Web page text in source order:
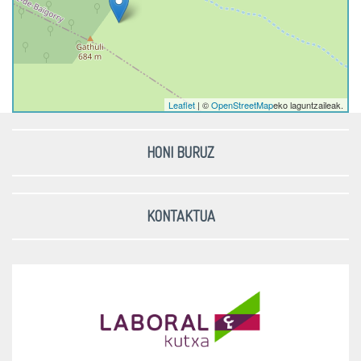
Leaflet | ©OpenStreetMapeko laguntzaileak.
HONI BURUZ
KONTAKTUA